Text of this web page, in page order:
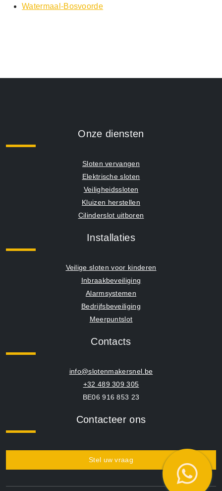
Watermaal-Bosvoorde
Onze diensten
Sloten vervangen
Elektrische sloten
Veiligheidssloten
Kluizen herstellen
Cilinderslot uitboren
Installaties
Veilige sloten voor kinderen
Inbraakbeveiliging
Alarmsystemen
Bedrijfsbeveiliging
Meerpuntslot
Contacts
info@slotenmakersnel.be
+32 489 309 305
BE06 916 853 23
Contacteer ons
Stel uw vraag